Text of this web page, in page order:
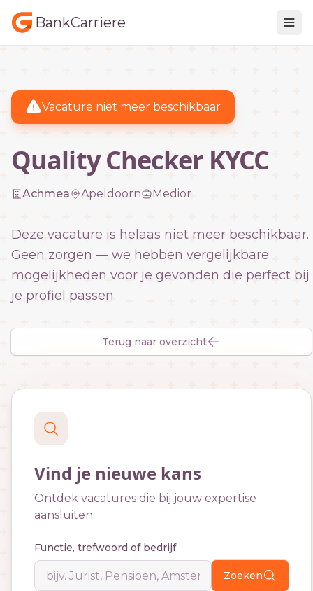
BankCarriere
Vacature niet meer beschikbaar
Quality Checker KYCC
Achmea Apeldoorn Medior
Deze vacature is helaas niet meer beschikbaar.
Geen zorgen — we hebben vergelijkbare
mogelijkheden voor je gevonden die perfect bij
je profiel passen.
Terug naar overzicht
Vind je nieuwe kans
Ontdek vacatures die bij jouw expertise
aansluiten
Functie, trefwoord of bedrijf
Zoeken